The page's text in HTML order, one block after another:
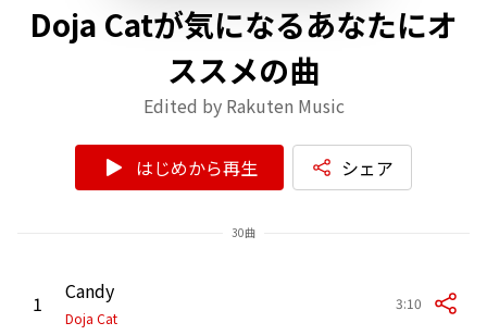
Doja Catが気になるあなたにオ
ススメの曲
Edited by Rakuten Music
はじめから再生 シェア
30曲
1 Candy
Doja Cat
3:10